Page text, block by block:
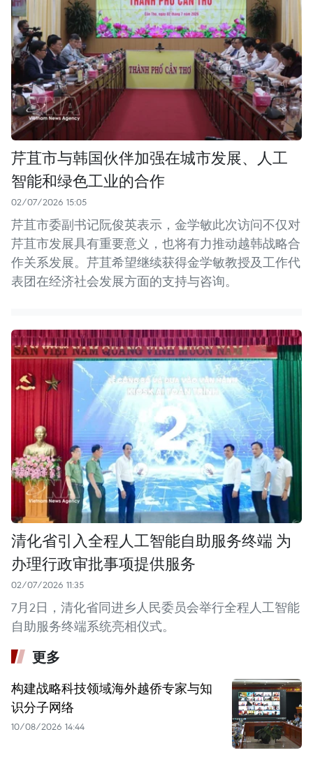
芹苴市与韩国伙伴加强在城市发展、人工
智能和绿色工业的合作
02/07/2026 15:05
芹苴市委副书记阮俊英表示，金学敏此次访问不仅对
芹苴市发展具有重要意义，也将有力推动越韩战略合
作关系发展。芹苴希望继续获得金学敏教授及工作代
表团在经济社会发展方面的支持与咨询。
清化省引入全程人工智能自助服务终端 为
办理行政审批事项提供服务
02/07/2026 11:35
7月2日，清化省同进乡人民委员会举行全程人工智能
自助服务终端系统亮相仪式。
更多
构建战略科技领域海外越侨专家与知
识分子网络
10/08/2026 14:44